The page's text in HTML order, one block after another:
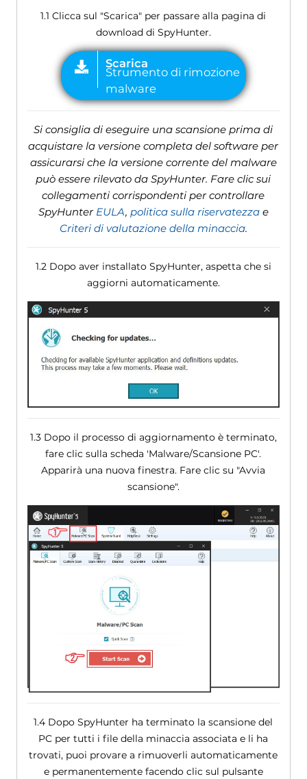
1.1 Clicca sul "Scarica" per passare alla pagina di
download di SpyHunter.
Si consiglia di eseguire una scansione prima di
acquistare la versione completa del software per
assicurarsi che la versione corrente del malware
può essere rilevato da SpyHunter. Fare clic sui
collegamenti corrispondenti per controllare
SpyHunter EULA, politica sulla riservatezzae
Criteri di valutazione della minaccia.
1.2 Dopo aver installato SpyHunter, aspetta che si
aggiorni automaticamente.
1.3 Dopo il processo di aggiornamento è terminato,
fare clic sulla scheda 'Malware/Scansione PC'.
Apparirà una nuova finestra. Fare clic su "Avvia
scansione".
1.4 Dopo SpyHunter ha terminato la scansione del
PC per tutti i file della minaccia associata e li ha
trovati, puoi provare a rimuoverli automaticamente
e permanentemente facendo clic sul pulsante